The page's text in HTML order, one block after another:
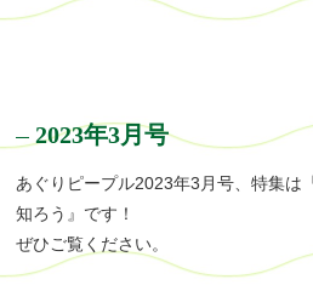
2023年3月号
あぐりピープル2023年3月号、特集
知ろう』です！
ぜひご覧ください。